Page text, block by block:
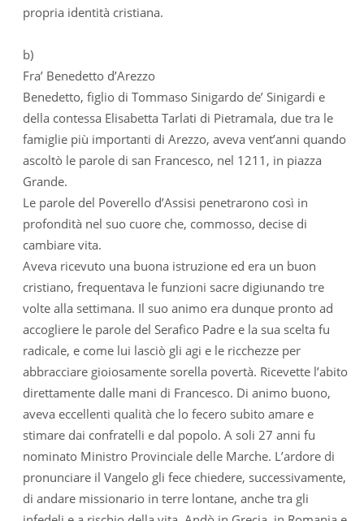
propria identità cristiana.
b)
Fra’ Benedetto d’Arezzo
Benedetto, figlio di Tommaso Sinigardo de’ Sinigardi e
della contessa Elisabetta Tarlati di Pietramala, due tra le
famiglie più importanti di Arezzo, aveva vent’anni quando
ascoltò le parole di san Francesco, nel 1211, in piazza
Grande.
Le parole del Poverello d’Assisi penetrarono così in
profondità nel suo cuore che, commosso, decise di
cambiare vita.
Aveva ricevuto una buona istruzione ed era un buon
cristiano, frequentava le funzioni sacre digiunando tre
volte alla settimana. Il suo animo era dunque pronto ad
accogliere le parole del Serafico Padre e la sua scelta fu
radicale, e come lui lasciò gli agi e le ricchezze per
abbracciare gioiosamente sorella povertà. Ricevette l’abito
direttamente dalle mani di Francesco. Di animo buono,
aveva eccellenti qualità che lo fecero subito amare e
stimare dai confratelli e dal popolo. A soli 27 anni fu
nominato Ministro Provinciale delle Marche. L’ardore di
pronunciare il Vangelo gli fece chiedere, successivamente,
di andare missionario in terre lontane, anche tra gli